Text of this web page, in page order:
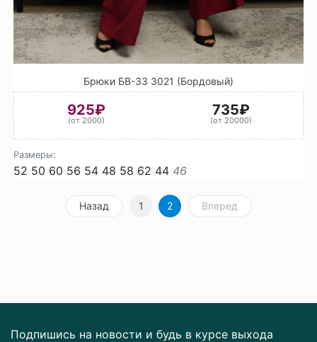
Брюки БВ-33 3021 (Бордовый)
925₽
(от 2000)
735₽
(от 20000)
Размеры:
52 50 60 56 54 48 58 62 44 46
Назад 1 2 Вперед
Подпишись на новости и будь в курсе выхода